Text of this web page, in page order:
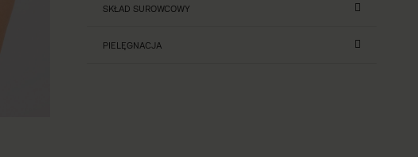
SKŁAD SUROWCOWY
PIELĘGNACJA